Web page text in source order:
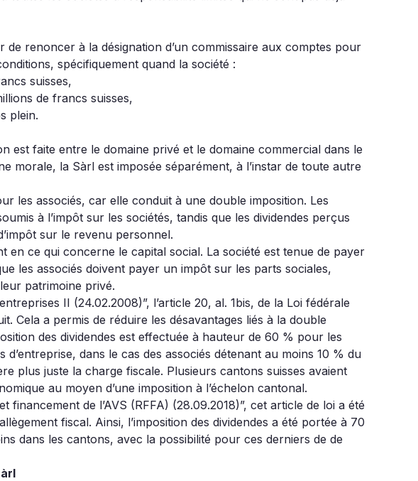
de renoncer à la désignation d’un commissaire aux comptes pour
spécifiquement quand la société :
suisses,
de francs suisses,
plein.
est faite entre le domaine privé et le domaine commercial dans le
morale, la Sàrl est imposée séparément, à l’instar de toute autre
les associés, car elle conduit à une double imposition. Les
à l’impôt sur les sociétés, tandis que les dividendes perçus
sur le revenu personnel.
en ce qui concerne le capital social. La société est tenue de payer
les associés doivent payer un impôt sur les parts sociales,
patrimoine privé.
II (24.02.2008)”, l’article 20, al. 1bis, de la Loi fédérale
Cela a permis de réduire les désavantages liés à la double
des dividendes est effectuée à hauteur de 60 % pour les
dans le cas des associés détenant au moins 10 % du
plus juste la charge fiscale. Plusieurs cantons suisses avaient
au moyen d’une imposition à l’échelon cantonal.
financement de l’AVS (RFFA) (28.09.2018)”, cet article de loi a été
fiscal. Ainsi, l’imposition des dividendes a été portée à 70
dans les cantons, avec la possibilité pour ces derniers de de